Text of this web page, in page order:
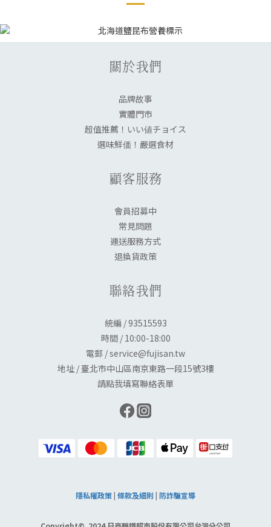
關於我們
品牌故事
實體門市
超值推薦！いい値チョイス
選味鮮価！嚴選食材
顧客服務
會員招募中
常見問題
運送服務方式
退換貨政策
聯絡我們
統編 / 93515593
時間 / 10:00-18:00
電郵 / service@fujisan.tw
地址 / 臺北市中山區南京東路一段15號3樓
請點我填寫聯絡表單
隱私權政策| 條款及細則 | 防詐騙宣導